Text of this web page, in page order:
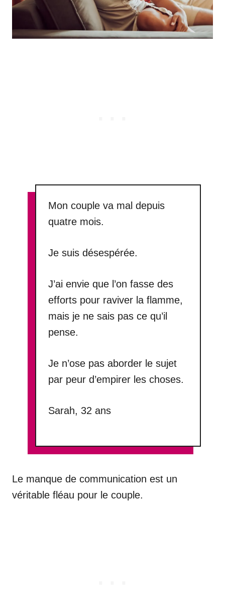
Mon couple va mal depuis
quatre mois.
Je suis désespérée.
J’ai envie que l’on fasse des
efforts pour raviver la flamme,
mais je ne sais pas ce qu’il
pense.
Je n’ose pas aborder le sujet
par peur d’empirer les choses.
Sarah, 32 ans
Le manque de communication est un
véritable fléau pour le couple.